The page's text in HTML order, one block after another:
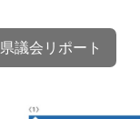
県議会リポート